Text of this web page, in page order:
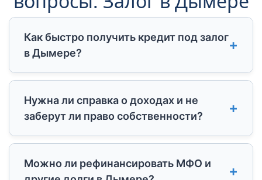
Как быстро получить кредит под залог
в Дымере?
решение по заявке за 15 минут. Выдача
наличных под залог недвижимости в Дымере
происходит в течение 2-4 часов после
день обращения.
Нужна ли справка о доходах и не
заберут ли право собственности?
недвижимости в Дымере без справок о
Можно ли рефинансировать МФО и